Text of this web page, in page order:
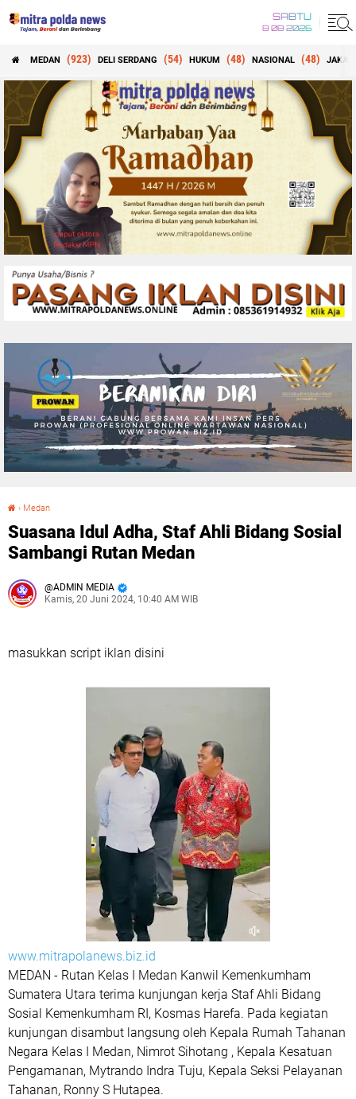
SABTU
8 08 2026
MEDAN (923) DELI SERDANG (54) HUKUM (48) NASIONAL (48)
› Medan
Suasana Idul Adha, Staf Ahli Bidang Sosial
Sambangi Rutan Medan
ADMIN MEDIA
Kamis, 20 Juni 2024, 10:40 AM WIB
masukkan script iklan disini
www.mitrapolanews.biz.id
MEDAN - Rutan Kelas I Medan Kanwil Kemenkumham
Sumatera Utara terima kunjungan kerja Staf Ahli Bidang
Sosial Kemenkumham RI, Kosmas Harefa. Pada kegiatan
kunjungan disambut langsung oleh Kepala Rumah Tahanan
Negara Kelas I Medan, Nimrot Sihotang , Kepala Kesatuan
Pengamanan, Mytrando Indra Tuju, Kepala Seksi Pelayanan
Tahanan, Ronny S Hutapea.